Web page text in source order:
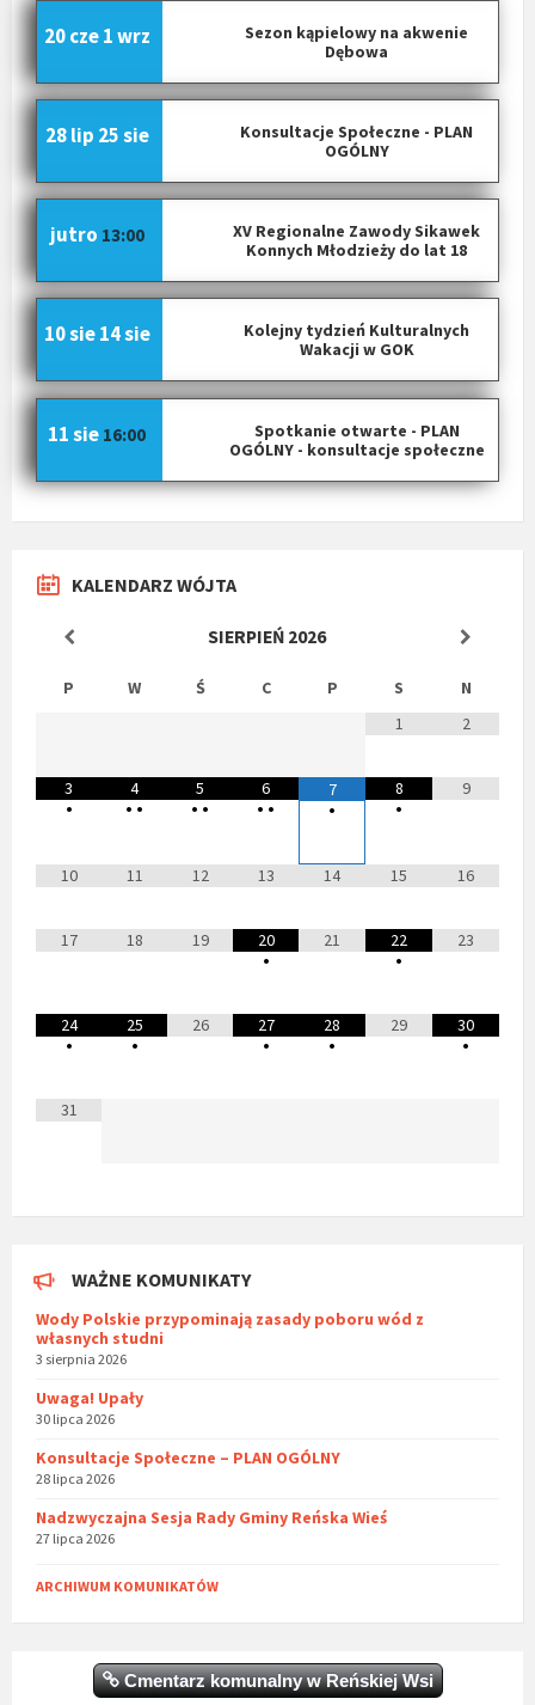
Sezon kąpielowy na akwenie
Dębowa
20 cze 1 wrz
Konsultacje Społeczne - PLAN
OGÓLNY
28 lip 25 sie
XV Regionalne Zawody Sikawek
Konnych Młodzieży do lat 18
jutro 13:00
Kolejny tydzień Kulturalnych
Wakacji w GOK
10 sie 14 sie
Spotkanie otwarte - PLAN
OGÓLNY - konsultacje społeczne
11 sie 16:00
KALENDARZ WÓJTA
SIERPIEŃ 2026
P W Ś C P S
N
1
2
3
•
4
• •
5
• •
6
• •
7
•
8
•
9
10 11 12 13 14 15 16
17 18 19
20
•
21
22
•
23
24
•
25
•
26
27
•
28
•
29
30
•
31
WAŻNE KOMUNIKATY
Wody Polskie przypominają zasady poboru wód z
własnych studni
3 sierpnia 2026
Uwaga! Upały
30 lipca 2026
Konsultacje Społeczne – PLAN OGÓLNY
28 lipca 2026
Nadzwyczajna Sesja Rady Gminy Reńska Wieś
27 lipca 2026
ARCHIWUM KOMUNIKATÓW
Cmentarz komunalny w Reńskiej Wsi